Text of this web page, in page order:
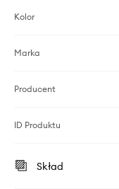
Kolor
Marka
Producent
ID Produktu
Skład